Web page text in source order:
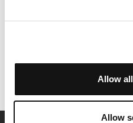
Allow
Allow
Ultimo aggiornamento della scheda